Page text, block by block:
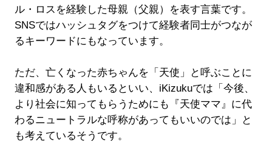
ル・ロスを経験した母親（父親）を表す言葉です。
SNSではハッシュタグをつけて経験者同士がつなが
るキーワードにもなっています。
ただ、亡くなった赤ちゃんを「天使」と呼ぶことに
違和感がある人もいるといい、iKizukuでは「今後、
より社会に知ってもらうためにも『天使ママ』に代
わるニュートラルな呼称があってもいいのでは」と
も考えているそうです。